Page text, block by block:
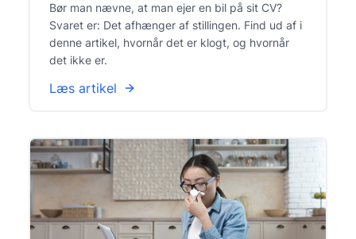
Bør man nævne, at man ejer en bil på sit CV?
Svaret er: Det afhænger af stillingen. Find ud af i
denne artikel, hvornår det er klogt, og hvornår
det ikke er.
Læs artikel